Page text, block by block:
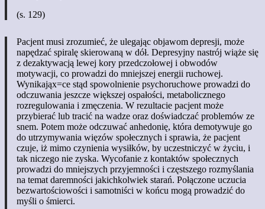
(s. 129)
Pacjent musi zrozumieć, że ulegając objawom depresji, może
napędzać spiralę skierowaną w dół. Depresyjny nastrój wiąże się
z dezaktywacją lewej kory przedczołowej i obwodów
motywacji, co prowadzi do mniejszej energii ruchowej.
Wynikająx=ce stąd spowolnienie psychoruchowe prowadzi do
odczuwania jeszcze większej ospałości, metabolicznego
rozregulowania i zmęczenia. W rezultacie pacjent może
przybierać lub tracić na wadze oraz doświadczać problemów ze
snem. Potem może odczuwać anhedonię, która demotywuje go
do utrzymywania więzów społecznych i sprawia, że pacjent
czuje, iż mimo czynienia wysiłków, by uczestniczyć w życiu, i
tak niczego nie zyska. Wycofanie z kontaktów społecznych
prowadzi do mniejszych przyjemności i częstszego rozmyślania
na temat daremności jakichkolwiek starań. Połączone uczucia
bezwartościowości i samotniści w końcu mogą prowadzić do
myśli o śmierci.